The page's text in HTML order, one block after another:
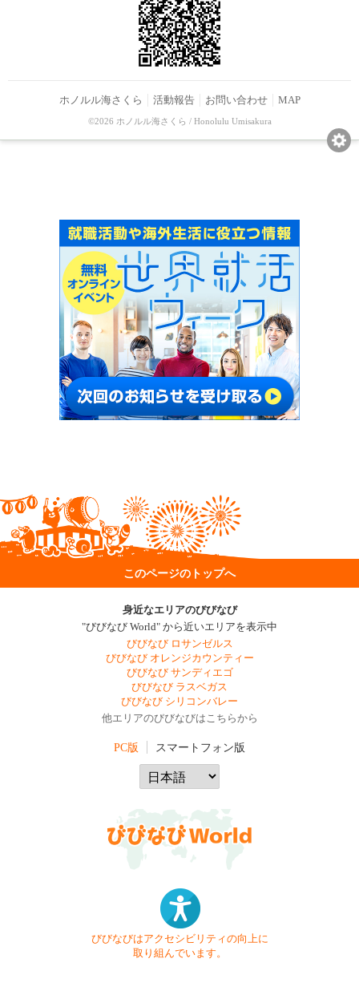
ホノルル海さくら 活動報告 お問い合わせ MAP
©2026 ホノルル海さくら / Honolulu Umisakura
このページのトップへ
身近なエリアのびびなび
"びびなび World" から近いエリアを表示中
びびなび ロサンゼルス
びびなび オレンジカウンティー
びびなび サンディエゴ
びびなび ラスベガス
びびなび シリコンバレー
他エリアのびびなびはこちらから
PC版 スマートフォン版
びびなびはアクセシビリティの向上に
取り組んでいます。